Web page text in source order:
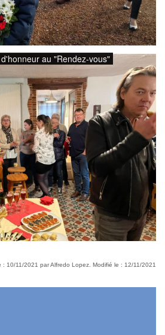
au "Rendez-vous"
: 10/11/2021 par Alfredo Lopez. Modifié le : 12/11/2021